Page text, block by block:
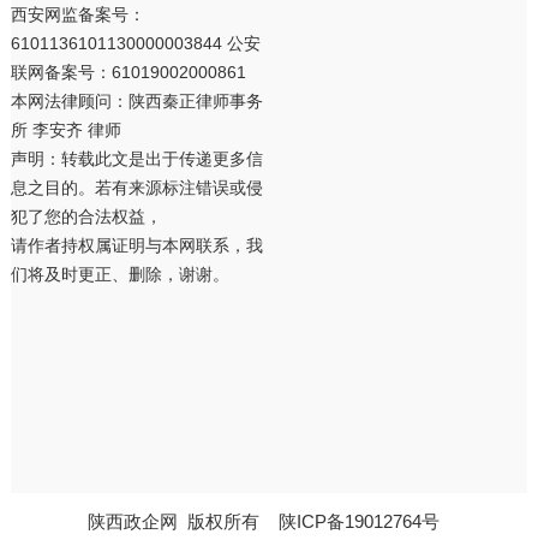
西安网监备案号：
6101136101130000003844 公安
联网备案号：61019002000861
本网法律顾问：陕西秦正律师事务
所 李安齐 律师
声明：转载此文是出于传递更多信
息之目的。若有来源标注错误或侵
犯了您的合法权益，
请作者持权属证明与本网联系，我
们将及时更正、删除，谢谢。
陕西政企网 版权所有 陕ICP备19012764号